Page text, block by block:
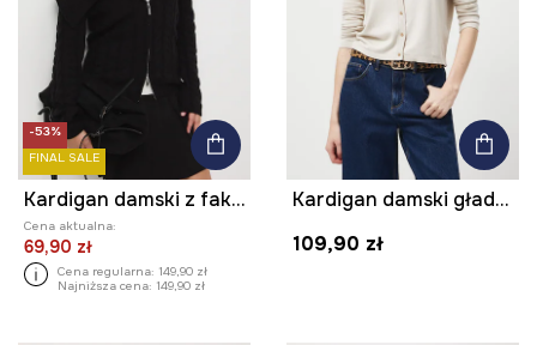
-53%
FINAL SALE
Kardigan damski z fakturą
Cena aktualna:
69,90 zł
Cena regularna: 149,90 zł
Najniższa cena: 149,90 zł
Kardigan damski gładki z wiskozą
109,90 zł